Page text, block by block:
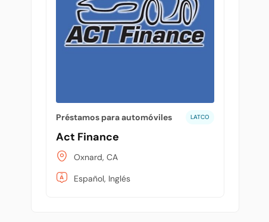
Préstamos para automóviles LATCO
Act Finance
Oxnard, CA
Español, Inglés